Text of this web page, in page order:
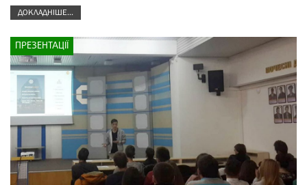
ДОКЛАДНІШЕ...
ПРЕЗЕНТАЦІЇ